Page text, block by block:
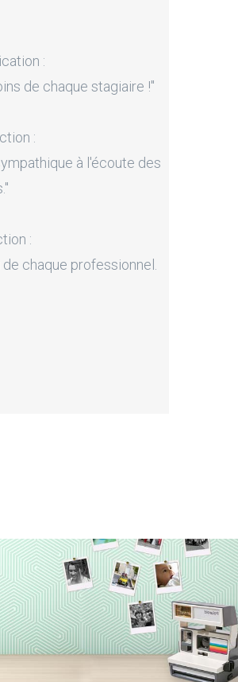
:
de chaque stagiaire !"
:
à l'écoute des
:
chaque professionnel.